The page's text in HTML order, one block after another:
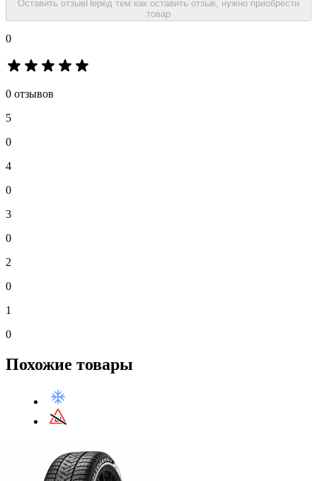
Оставить отзыв Перед тем как оставить отзыв, нужно приобрести
товар
0
0 отзывов
5
0
4
0
3
0
2
0
1
0
Похожие товары